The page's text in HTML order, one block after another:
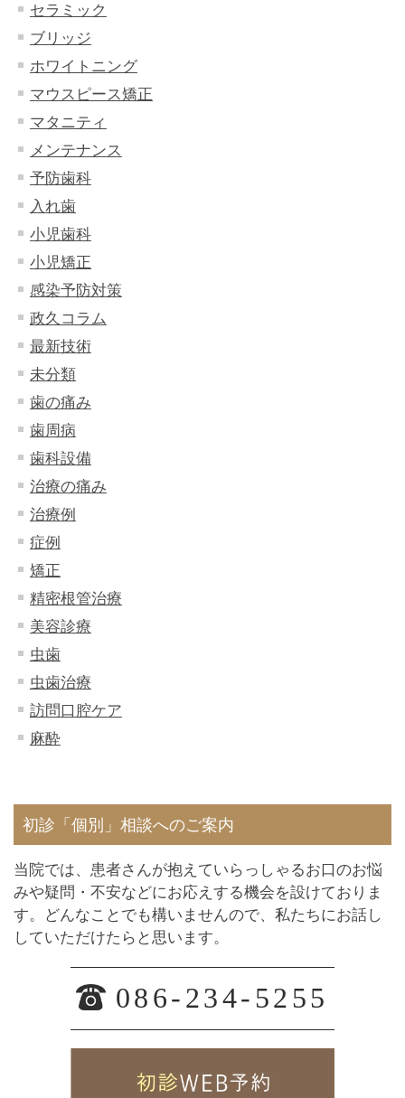
セラミック
ブリッジ
ホワイトニング
マウスピース矯正
マタニティ
メンテナンス
予防歯科
入れ歯
小児歯科
小児矯正
感染予防対策
政久コラム
最新技術
未分類
歯の痛み
歯周病
歯科設備
治療の痛み
治療例
症例
矯正
精密根管治療
美容診療
虫歯
虫歯治療
訪問口腔ケア
麻酔
初診「個別」相談へのご案内
当院では、患者さんが抱えていらっしゃるお口のお悩
みや疑問・不安などにお応えする機会を設けておりま
す。どんなことでも構いませんので、私たちにお話し
していただけたらと思います。
086-234-5255